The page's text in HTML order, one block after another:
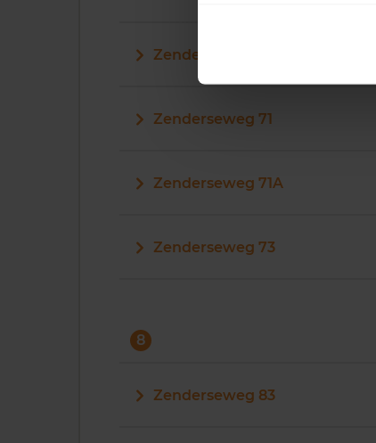
Zenderseweg 70
Zenderseweg 71
Zenderseweg 71A
Zenderseweg 73
8
Zenderseweg 83